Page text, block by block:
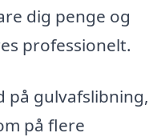
dig penge og
professionelt.
på gulvafslibning,
på flere